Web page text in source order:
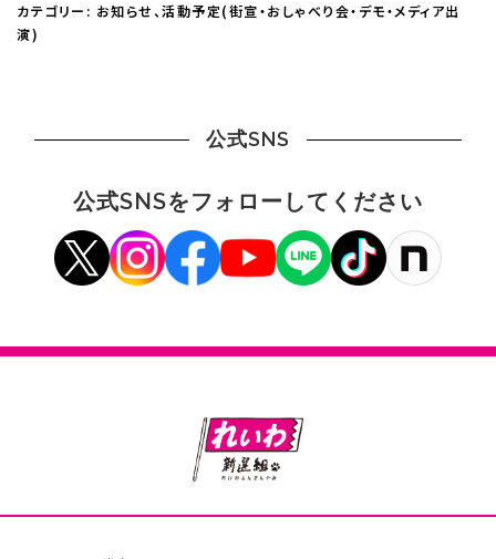
カテゴリー: お知らせ、活動予定(街宣・おしゃべり会・デモ・メディア出
演)
公式SNS
公式SNSをフォローしてください